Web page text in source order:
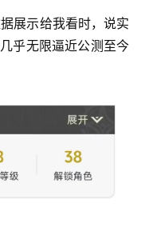
展示给我看时，说实
乎无限逼近公测至今